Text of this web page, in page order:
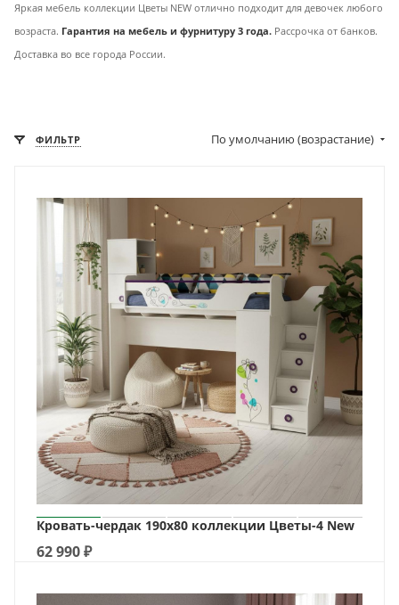
Яркая мебель коллекции Цветы NEW отлично подходит для девочек любого
возраста. Гарантия на мебель и фурнитуру 3 года. Рассрочка от банков.
Доставка во все города России.
ФИЛЬТР По умолчанию (возрастание)
Кровать-чердак 190х80 коллекции Цветы-4 New
62 990₽